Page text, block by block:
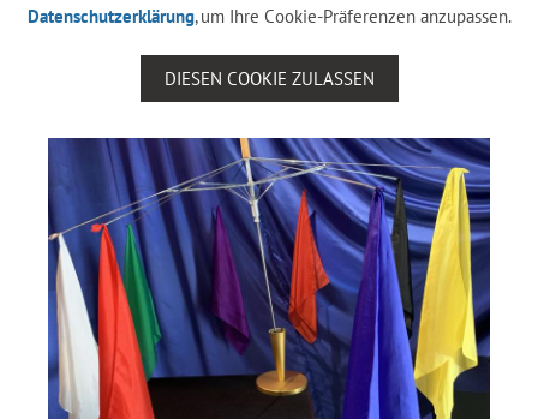
Datenschutzerklärung, um Ihre Cookie-Präferenzen anzupassen.
DIESEN COOKIE ZULASSEN